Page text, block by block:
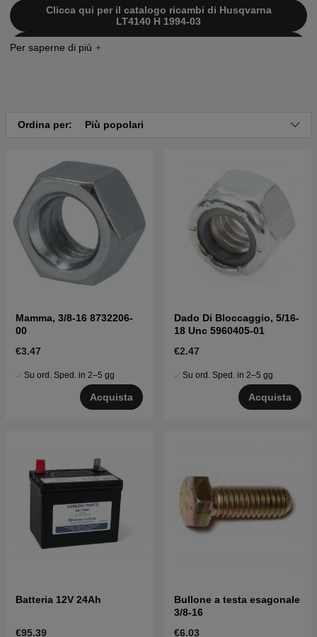
Clicca qui per il catalogo ricambi di Husqvarna
LT4140 H 1994-03
Clicca qui per il catalogo ricambi di Husqvarna
Ordina per: Più popolari
Mamma, 3/8-16 8732206-
00
€3.47
Su ord. Sped. in 2–5 gg
Acquista
Dado Di Bloccaggio, 5/16-
18 Unc 5960405-01
€2.47
Su ord. Sped. in 2–5 gg
Acquista
Batteria 12V 24Ah
€95.39
Bullone a testa esagonale
3/8-16
€6.03